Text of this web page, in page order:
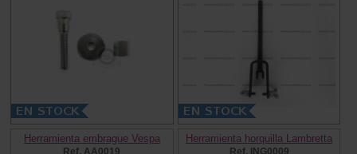
Herramienta embrague Vespa
Ref. AA0019
Herramienta horquilla Lambretta
Ref. ING0009